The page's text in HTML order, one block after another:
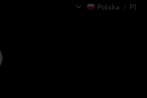
Polska / Pl